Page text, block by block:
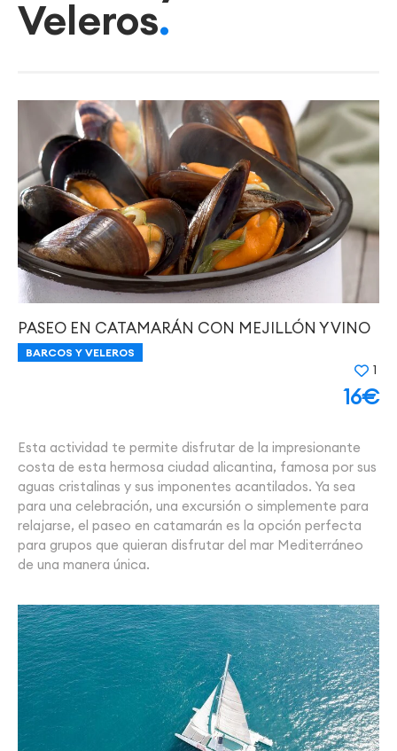
Veleros
PASEO EN CATAMARÁN CON MEJILLÓN Y VINO
BARCOS Y VELEROS
1
16€
Esta actividad te permite disfrutar de la impresionante
costa de esta hermosa ciudad alicantina, famosa por sus
aguas cristalinas y sus imponentes acantilados. Ya sea
para una celebración, una excursión o simplemente para
relajarse, el paseo en catamarán es la opción perfecta
para grupos que quieran disfrutar del mar Mediterráneo
de una manera única.